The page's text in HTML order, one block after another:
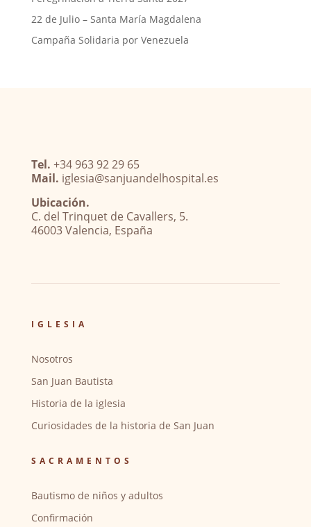
22 de Julio – Santa María Magdalena
Campaña Solidaria por Venezuela
Tel. +34 963 92 29 65
Mail. iglesia@sanjuandelhospital.es
Ubicación.
C. del Trinquet de Cavallers, 5.
46003 Valencia, España
IGLESIA
Nosotros
San Juan Bautista
Historia de la iglesia
Curiosidades de la historia de San Juan
SACRAMENTOS
Bautismo de niños y adultos
Confirmación